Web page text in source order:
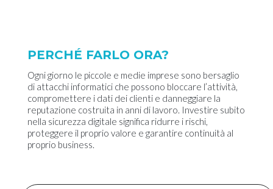
PERCHÉ FARLO ORA?
Ogni giorno le piccole e medie imprese sono bersaglio
di attacchi informatici che possono bloccare l’attività,
compromettere i dati dei clienti e danneggiare la
reputazione costruita in anni di lavoro. Investire subito
nella sicurezza digitale significa ridurre i rischi,
proteggere il proprio valore e garantire continuità al
proprio business.